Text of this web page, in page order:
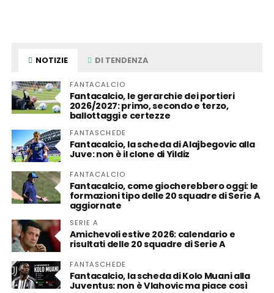
NOTIZIE DI TENDENZA
FANTACALCIO
Fantacalcio, le gerarchie dei portieri
2026/2027: primo, secondo e terzo,
ballottaggi e certezze
FANTASCHEDE
Fantacalcio, la scheda di Alajbegovic alla
Juve: non è il clone di Yildiz
FANTACALCIO
Fantacalcio, come giocherebbero oggi: le
formazioni tipo delle 20 squadre di Serie A
aggiornate
SERIE A
Amichevoli estive 2026: calendario e
risultati delle 20 squadre di Serie A
FANTASCHEDE
Fantacalcio, la scheda di Kolo Muani alla
Juventus: non è Vlahovic ma piace così